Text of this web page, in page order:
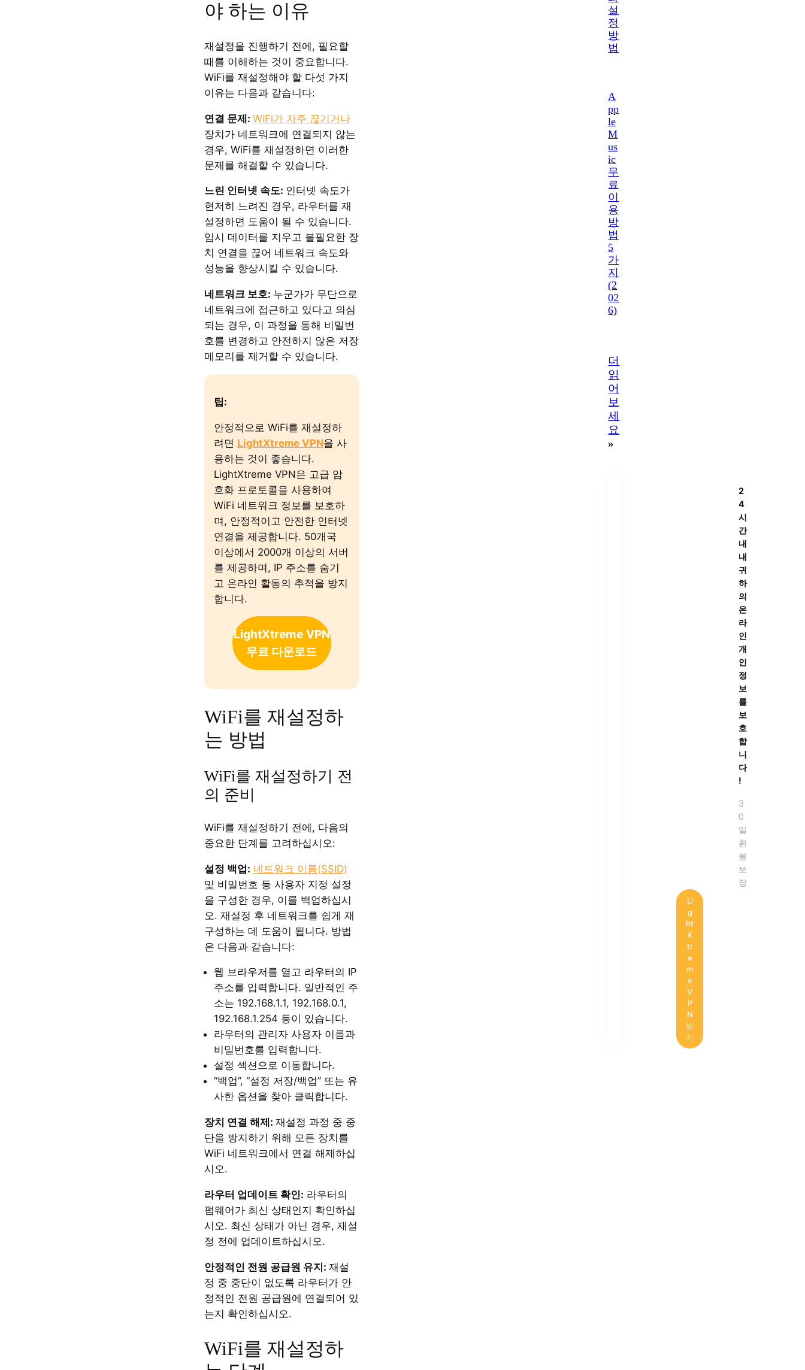
야 하는 이유
재설정을 진행하기 전에, 필요할
때를 이해하는 것이 중요합니다.
WiFi를 재설정해야 할 다섯 가지
이유는 다음과 같습니다:
연결 문제: WiFi가 자주 끊기거나
장치가 네트워크에 연결되지 않는
경우, WiFi를 재설정하면 이러한
문제를 해결할 수 있습니다.
느린 인터넷 속도: 인터넷 속도가
현저히 느려진 경우, 라우터를 재
설정하면 도움이 될 수 있습니다.
임시 데이터를 지우고 불필요한 장
치 연결을 끊어 네트워크 속도와
성능을 향상시킬 수 있습니다.
네트워크 보호: 누군가가 무단으로
네트워크에 접근하고 있다고 의심
되는 경우, 이 과정을 통해 비밀번
호를 변경하고 안전하지 않은 저장
메모리를 제거할 수 있습니다.
팁:
안정적으로 WiFi를 재설정하
려면 LightXtreme VPN을 사
용하는 것이 좋습니다.
LightXtreme VPN은 고급 암
호화 프로토콜을 사용하여
WiFi 네트워크 정보를 보호하
며, 안정적이고 안전한 인터넷
연결을 제공합니다. 50개국
이상에서 2000개 이상의 서버
를 제공하며, IP 주소를 숨기
고 온라인 활동의 추적을 방지
합니다.
LightXtreme VPN
무료 다운로드
WiFi를 재설정하
는 방법
WiFi를 재설정하기 전
의 준비
WiFi를 재설정하기 전에, 다음의
중요한 단계를 고려하십시오:
설정 백업: 네트워크 이름(SSID)
및 비밀번호 등 사용자 지정 설정
을 구성한 경우, 이를 백업하십시
오. 재설정 후 네트워크를 쉽게 재
구성하는 데 도움이 됩니다. 방법
은 다음과 같습니다:
웹 브라우저를 열고 라우터의 IP
주소를 입력합니다. 일반적인 주
소는 192.168.1.1, 192.168.0.1,
192.168.1.254 등이 있습니다.
라우터의 관리자 사용자 이름과
비밀번호를 입력합니다.
설정 섹션으로 이동합니다.
“백업”, “설정 저장/백업” 또는 유
사한 옵션을 찾아 클릭합니다.
장치 연결 해제: 재설정 과정 중 중
단을 방지하기 위해 모든 장치를
WiFi 네트워크에서 연결 해제하십
시오.
라우터 업데이트 확인: 라우터의
펌웨어가 최신 상태인지 확인하십
시오. 최신 상태가 아닌 경우, 재설
정 전에 업데이트하십시오.
안정적인 전원 공급원 유지: 재설
정 중 중단이 없도록 라우터가 안
정적인 전원 공급원에 연결되어 있
는지 확인하십시오.
WiFi를 재설정하
설
정
방
법
A
pp
le
M
us
ic
무
료
이
용
방
법
5
가
지
(2
02
6)
더
읽
어
보
세
요
»
2
4
시
간
내
내
귀
하
의
온
라
인
개
인
정
보
를
보
호
합
니
다
!
3
0
일
환
불
보
장
Li
g
ht
X
tr
e
m
e
V
P
N
받
기